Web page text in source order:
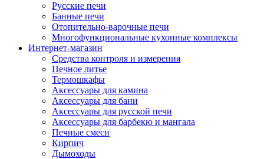
Русские печи
Банные печи
Отопительно-варочные печи
Многофункциональные кухонные комплексы
Интернет-магазин
Средства контроля и измерения
Печное литье
Термошкафы
Аксессуары для камина
Аксессуары для бани
Аксессуары для русской печи
Аксессуары для барбекю и мангала
Печные смеси
Кирпич
Дымоходы